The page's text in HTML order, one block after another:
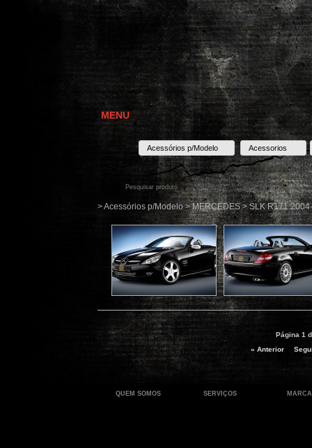
MENU
Acessórios p/Modelo Acessorios
> Acessórios p/Modelo > MERCEDES > SLK R171 2004-
Página 1
« Anterior
QUEM SOMOS SERVIÇOS